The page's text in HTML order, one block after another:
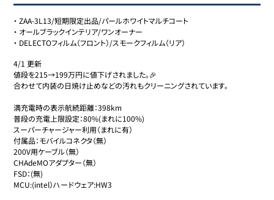
・ ZAA-3L13/短期限定出品/パールホワイトマルチコート
・ オールブラックインテリア/ワンオーナー
・ DELECTOフィルム（フロント）/スモークフィルム（リア）
4/1 更新
値段を215→199万円に値下げされました。🎉
合わせて内装の日焼け止めなどの汚れもクリーニングされています。
満充電時の表示航続距離：398km
普段の充電上限設定：80%(まれに100%)
スーパーチャージャー利用（まれに有）
付属品：モバイルコネクタ（無）
200V用ケーブル（無）
CHAdeMOアダプター（無）
FSD：(無)
MCU:(intel）ハードウェア:HW3